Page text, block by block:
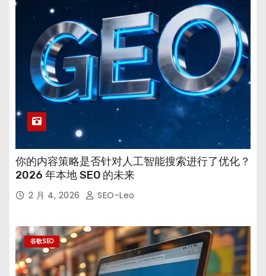
你的内容策略是否针对人工智能搜索进行了优化？
2026 年本地 SEO 的未来
2 月 4, 2026 SEO-Leo
谷歌SEO